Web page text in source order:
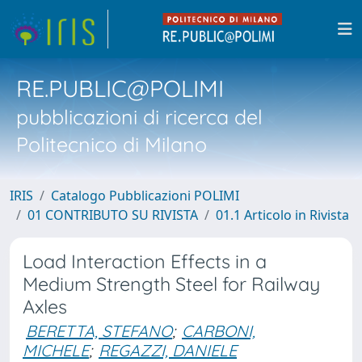
RE.PUBLIC@POLIMI
pubblicazioni di ricerca del
Politecnico di Milano
IRIS
Catalogo Pubblicazioni POLIMI
01 CONTRIBUTO SU RIVISTA
01.1 Articolo in Rivista
Load Interaction Effects in a
Medium Strength Steel for Railway
Axles
BERETTA, STEFANO; CARBONI,
MICHELE; REGAZZI, DANIELE